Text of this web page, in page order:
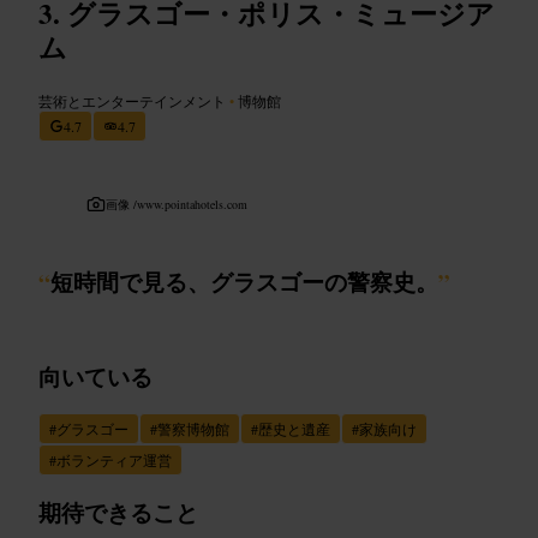
グラスゴー・ポリス・ミュージア
ム
芸術とエンターテインメント •博物館
4.7
4.7
画像 /www.pointahotels.com
“短時間で見る、グラスゴーの警察史。 ”
向いている
#グラスゴー #警察博物館 #歴史と遺産 #家族向け
#ボランティア運営
期待できること